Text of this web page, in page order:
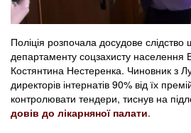
Поліція розпочала досудове слідство
департаменту соцзахисту населення
Костянтина Нестеренка. Чиновник з
директорів інтернатів 90% від їх
контролювати тендери, тиснув на
довів до лікарняної палати.